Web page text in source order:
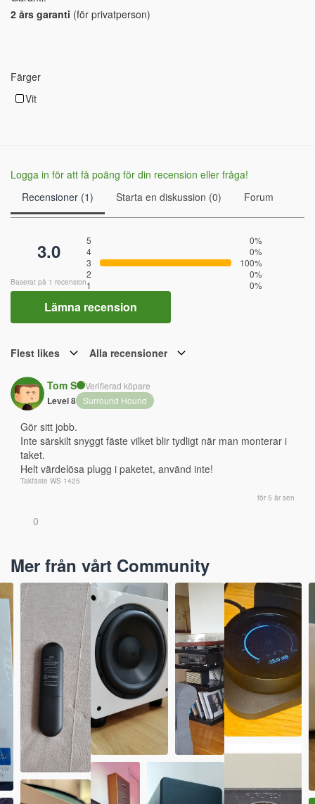
2 års garanti (för privatperson)
Färger
Vit
Logga in för att få poäng för din recension eller fråga!
Recensioner (1)
Starta en diskussion (0) Forum
3.0
Baserat på 1 recension
5
0%
4
0%
3
100%
2
0%
1
0%
Lämna recension
Flest likes Alla recensioner
Tom S Verifierad köpare
Level 8 Surround Hound
Gör sitt jobb.
Inte särskilt snyggt fäste vilket blir tydligt när man monterar i
taket.
Helt värdelösa plugg i paketet, använd inte!
Takfäste WS 1425
för 5 år sen
0
Mer från vårt Community